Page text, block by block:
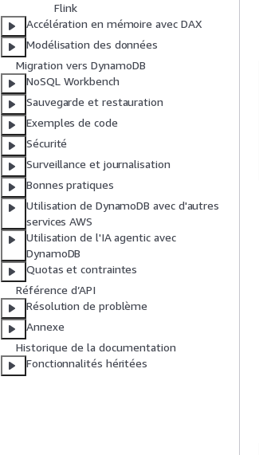
Flink
Accélération en mémoire avec DAX
Modélisation des données
Migration vers DynamoDB
NoSQL Workbench
Sauvegarde et restauration
Exemples de code
Sécurité
Surveillance et journalisation
Bonnes pratiques
Utilisation de DynamoDB avec d'autres
services AWS
Utilisation de l'IA agentic avec
DynamoDB
Quotas et contraintes
Référence d’API
Résolution de problème
Annexe
Historique de la documentation
Fonctionnalités héritées